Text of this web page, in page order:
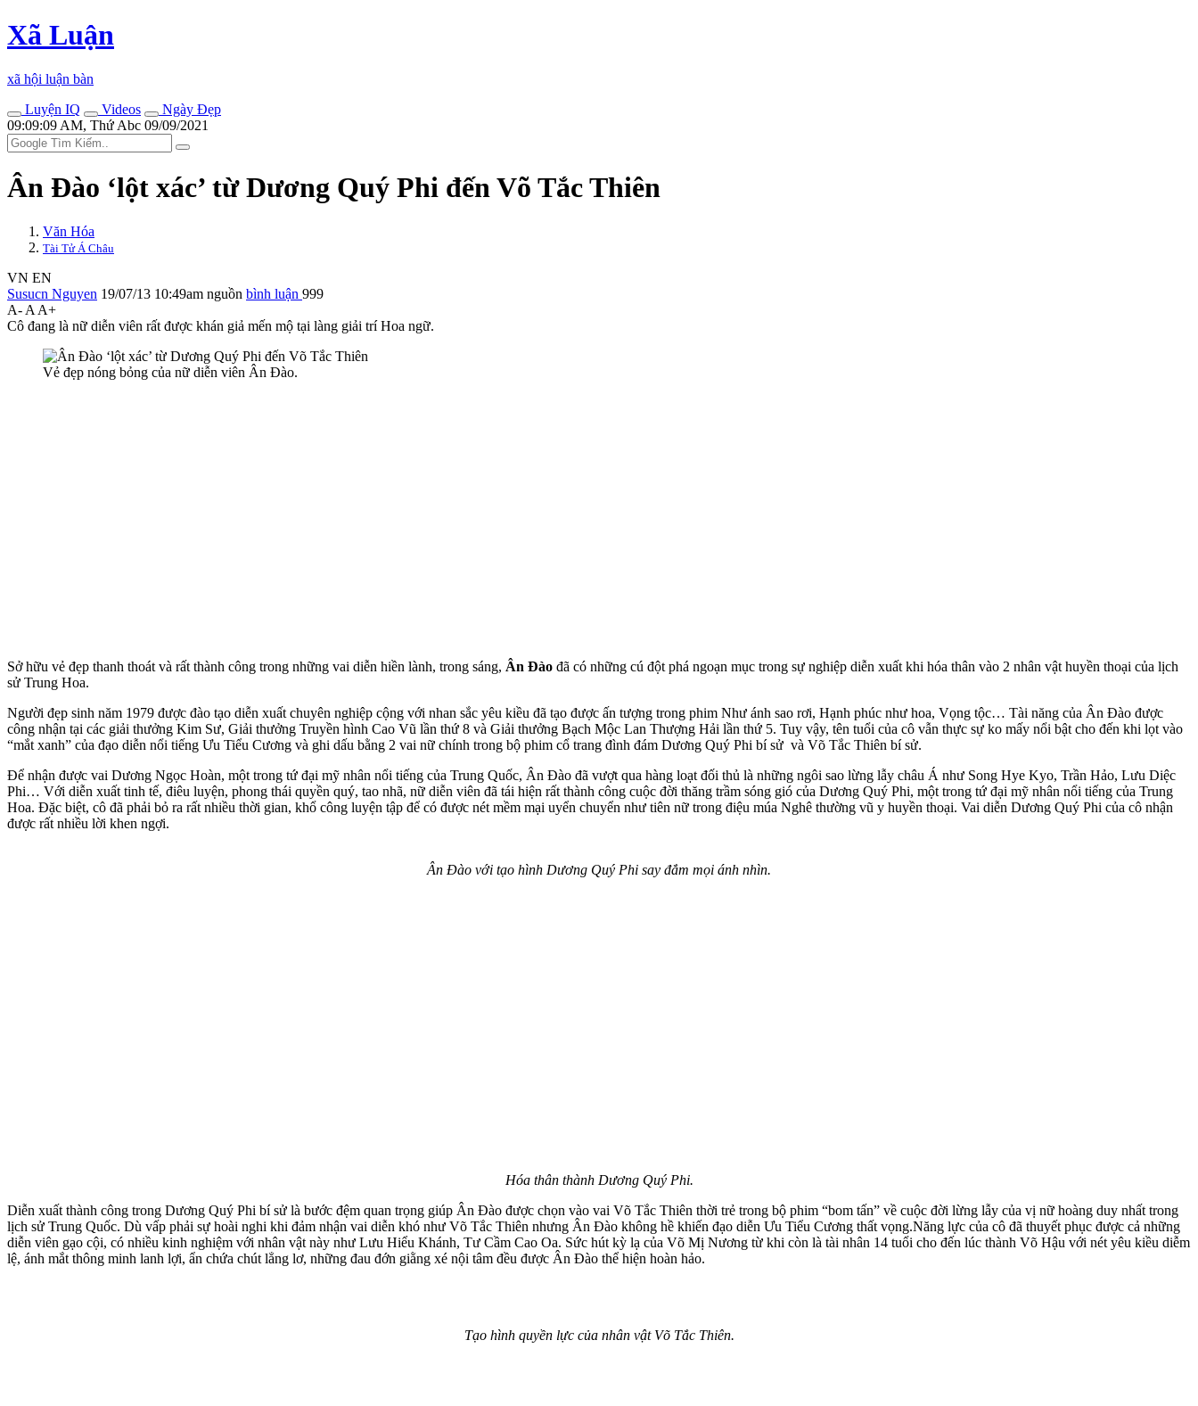
Xã Luận
xã hội luận bàn
Luyện IQ
Videos
Ngày Đẹp
09:09:09 AM, Thứ Abc 09/09/2021
Ân Đào ‘lột xác’ từ Dương Quý Phi đến Võ Tắc Thiên
Văn Hóa
Tài Tử Á Châu
VN EN
Susucn Nguyen 19/07/13 10:49am nguồn bình luận 999
A- A A+
Cô đang là nữ diễn viên rất được khán giả mến mộ tại làng giải trí Hoa ngữ.
Vẻ đẹp nóng bỏng của nữ diễn viên Ân Đào.
Sở hữu vẻ đẹp thanh thoát và rất thành công trong những vai diễn hiền lành, trong sáng, Ân Đào đã có những cú đột phá ngoạn mục trong sự nghiệp diễn xuất khi hóa thân vào 2 nhân vật huyền thoại của lịch
sử Trung Hoa.
Người đẹp sinh năm 1979 được đào tạo diễn xuất chuyên nghiệp cộng với nhan sắc yêu kiều đã tạo được ấn tượng trong phim Như ánh sao rơi, Hạnh phúc như hoa, Vọng tộc… Tài năng của Ân Đào được
công nhận tại các giải thưởng Kim Sư, Giải thưởng Truyền hình Cao Vũ lần thứ 8 và Giải thưởng Bạch Mộc Lan Thượng Hải lần thứ 5. Tuy vậy, tên tuổi của cô vẫn thực sự ko mấy nổi bật cho đến khi lọt vào
“mắt xanh” của đạo diễn nổi tiếng Ưu Tiểu Cương và ghi dấu bằng 2 vai nữ chính trong bộ phim cổ trang đình đám Dương Quý Phi bí sử và Võ Tắc Thiên bí sử.
Để nhận được vai Dương Ngọc Hoàn, một trong tứ đại mỹ nhân nổi tiếng của Trung Quốc, Ân Đào đã vượt qua hàng loạt đối thủ là những ngôi sao lừng lẫy châu Á như Song Hye Kyo, Trần Hảo, Lưu Diệc
Phi… Với diễn xuất tinh tế, điêu luyện, phong thái quyền quý, tao nhã, nữ diễn viên đã tái hiện rất thành công cuộc đời thăng trầm sóng gió của Dương Quý Phi, một trong tứ đại mỹ nhân nổi tiếng của Trung
Hoa. Đặc biệt, cô đã phải bỏ ra rất nhiều thời gian, khổ công luyện tập để có được nét mềm mại uyển chuyển như tiên nữ trong điệu múa Nghê thường vũ y huyền thoại. Vai diễn Dương Quý Phi của cô nhận
được rất nhiều lời khen ngợi.
Ân Đào với tạo hình Dương Quý Phi say đắm mọi ánh nhìn.
Hóa thân thành Dương Quý Phi.
Diễn xuất thành công trong Dương Quý Phi bí sử là bước đệm quan trọng giúp Ân Đào được chọn vào vai Võ Tắc Thiên thời trẻ trong bộ phim “bom tấn” về cuộc đời lừng lẫy của vị nữ hoàng duy nhất trong
lịch sử Trung Quốc. Dù vấp phải sự hoài nghi khi đảm nhận vai diễn khó như Võ Tắc Thiên nhưng Ân Đào không hề khiến đạo diễn Ưu Tiểu Cương thất vọng.Năng lực của cô đã thuyết phục được cả những
diễn viên gạo cội, có nhiều kinh nghiệm với nhân vật này như Lưu Hiểu Khánh, Tư Cầm Cao Oa. Sức hút kỳ lạ của Võ Mị Nương từ khi còn là tài nhân 14 tuổi cho đến lúc thành Võ Hậu với nét yêu kiều diễm
lệ, ánh mắt thông minh lanh lợi, ẩn chứa chút lẳng lơ, những đau đớn giằng xé nội tâm đều được Ân Đào thể hiện hoàn hảo.
Tạo hình quyền lực của nhân vật Võ Tắc Thiên.